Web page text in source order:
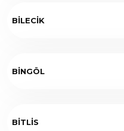
BİLECİK
BİNGÖL
BİTLİS